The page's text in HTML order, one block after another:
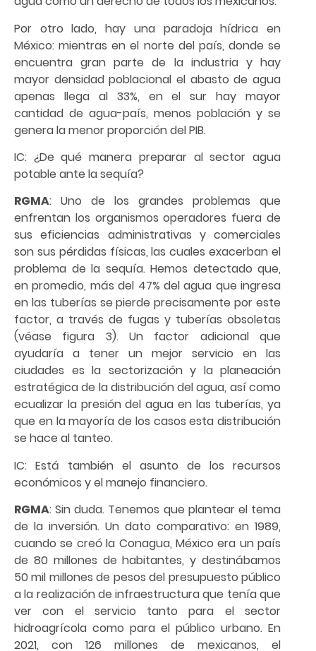
Por otro lado, hay una paradoja hídrica en
México: mientras en el norte del país, donde se
encuentra gran parte de la industria y hay
mayor densidad poblacional el abasto de agua
apenas llega al 33%, en el sur hay mayor
cantidad de agua-país, menos población y se
genera la menor proporción del PIB.
IC: ¿De qué manera preparar al sector agua
potable ante la sequía?
RGMA: Uno de los grandes problemas que
enfrentan los organismos operadores fuera de
sus eficiencias administrativas y comerciales
son sus pérdidas físicas, las cuales exacerban el
problema de la sequía. Hemos detectado que,
en promedio, más del 47% del agua que ingresa
en las tuberías se pierde precisamente por este
factor, a través de fugas y tuberías obsoletas
(véase figura 3). Un factor adicional que
ayudaría a tener un mejor servicio en las
ciudades es la sectorización y la planeación
estratégica de la distribución del agua, así como
ecualizar la presión del agua en las tuberías, ya
que en la mayoría de los casos esta distribución
se hace al tanteo.
IC: Está también el asunto de los recursos
económicos y el manejo financiero.
RGMA: Sin duda. Tenemos que plantear el tema
de la inversión. Un dato comparativo: en 1989,
cuando se creó la Conagua, México era un país
de 80 millones de habitantes, y destinábamos
50 mil millones de pesos del presupuesto público
a la realización de infraestructura que tenía que
ver con el servicio tanto para el sector
hidroagrícola como para el público urbano. En
2021, con 126 millones de mexicanos, el